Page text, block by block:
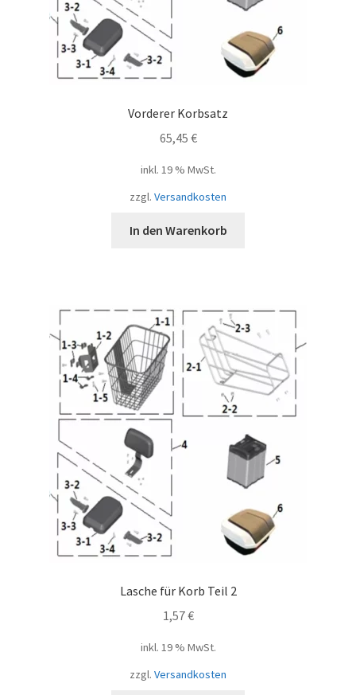
Vorderer Korbsatz
65,45 €
inkl. 19 % MwSt.
zzgl. Versandkosten
In den Warenkorb
Lasche für Korb Teil 2
1,57€
inkl. 19 % MwSt.
zzgl. Versandkosten